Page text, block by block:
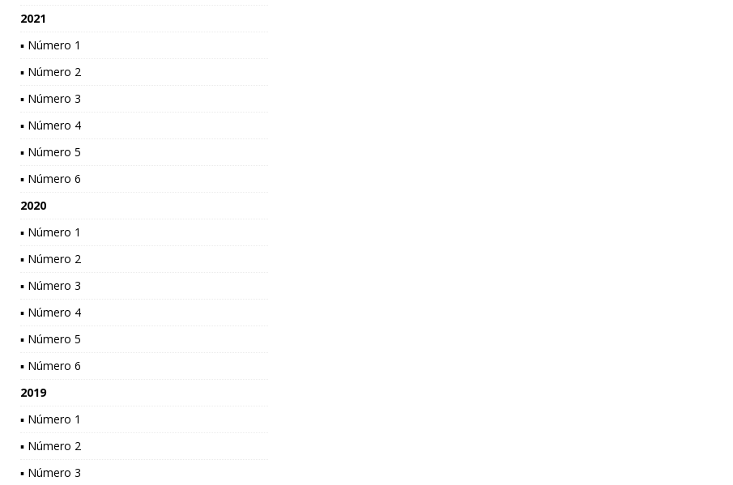
2021
▪ Número 1
▪ Número 2
▪ Número 3
▪ Número 4
▪ Número 5
▪ Número 6
2020
▪ Número 1
▪ Número 2
▪ Número 3
▪ Número 4
▪ Número 5
▪ Número 6
2019
▪ Número 1
▪ Número 2
▪ Número 3